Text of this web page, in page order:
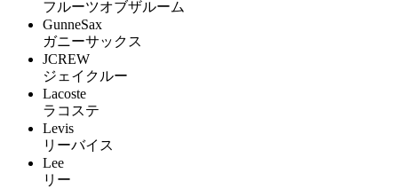
フルーツオブザルーム
GunneSax
ガニーサックス
JCREW
ジェイクルー
Lacoste
ラコステ
Levis
リーバイス
Lee
リー